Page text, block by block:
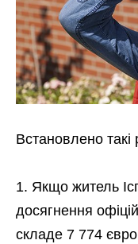
Встановлено
Якщо житель
досягнення
складе 7 774